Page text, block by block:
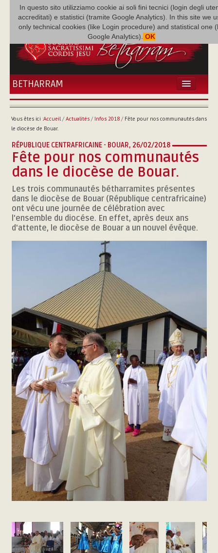
In questo sito utilizziamo cookie ai soli fini tecnici (login degli
accreditati) e statistici (tramite Google Analytics). In this site we
only technical cookies (like Login procedure) and statistical one
Google Analytics). OK
BETHARRAM
ACCUEIL
BÉTHARRAM
FAMILLE
MISSION
NEF
MULTIMÉDIA
P. AUGUSTE ETCHÉCOPAR
Vous êtes ici :Accueil/ Actualités/ Infos 2018/ Fête pour nos communautés dans
le diocèse de Bouar.
RÉPUBLIQUE CENTRAFRICAINE - BOUAR, 26/02/2018
Fête pour nos communautés
dans le diocèse de Bouar.
Les trois communautés bétharramites présentes
dans le diocèse de Bouar (République centrafricaine)
ont vécu une journée de célébration avec
l'ensemble du diocése. En effet, après deux ans
d'attente, le diocèse de Bouar a un nouvel évêque.